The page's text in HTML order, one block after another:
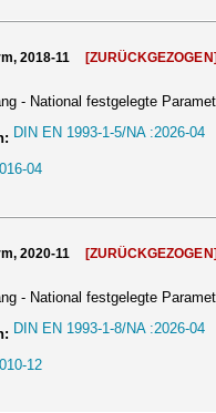
2018-11
- National festgelegte
DIN EN 1993-1-5/NA :2026-04
04
2020-11
- National festgelegte
DIN EN 1993-1-8/NA :2026-04
12